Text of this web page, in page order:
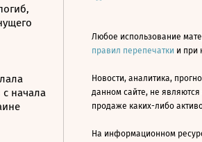
начала
Любое использование
правил перепечатки и при
Новости, аналитика,
данном сайте, не
продаже каких-либо
На информационном